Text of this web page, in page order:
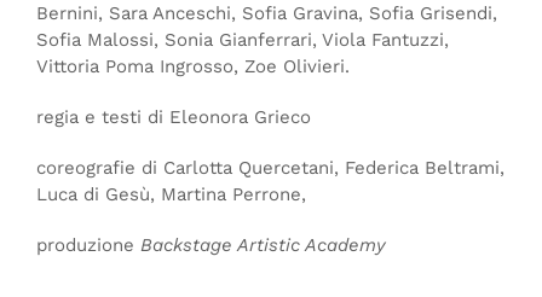
Bernini, Sara Anceschi, Sofia Gravina, Sofia Grisendi,
Sofia Malossi, Sonia Gianferrari, Viola Fantuzzi,
Vittoria Poma Ingrosso, Zoe Olivieri.
regia e testi di Eleonora Grieco
coreografie di Carlotta Quercetani, Federica Beltrami,
Luca di Gesù, Martina Perrone,
produzione Backstage Artistic Academy